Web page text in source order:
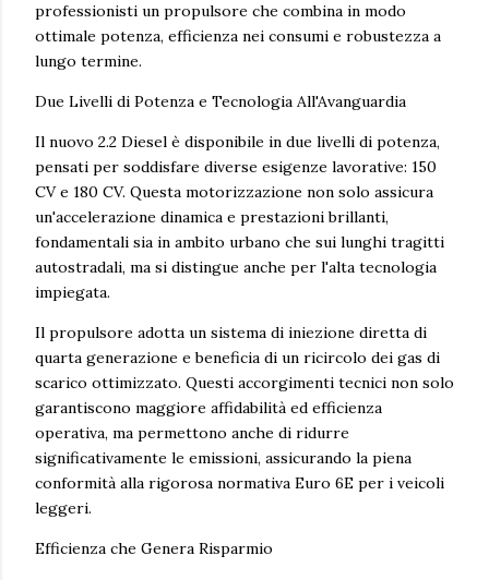
professionisti un propulsore che combina in modo
ottimale potenza, efficienza nei consumi e robustezza a
lungo termine.
Due Livelli di Potenza e Tecnologia All'Avanguardia
Il nuovo 2.2 Diesel è disponibile in due livelli di potenza,
pensati per soddisfare diverse esigenze lavorative: 150
CV e 180 CV. Questa motorizzazione non solo assicura
un'accelerazione dinamica e prestazioni brillanti,
fondamentali sia in ambito urbano che sui lunghi tragitti
autostradali, ma si distingue anche per l'alta tecnologia
impiegata.
Il propulsore adotta un sistema di iniezione diretta di
quarta generazione e beneficia di un ricircolo dei gas di
scarico ottimizzato. Questi accorgimenti tecnici non solo
garantiscono maggiore affidabilità ed efficienza
operativa, ma permettono anche di ridurre
significativamente le emissioni, assicurando la piena
conformità alla rigorosa normativa Euro 6E per i veicoli
leggeri.
Efficienza che Genera Risparmio